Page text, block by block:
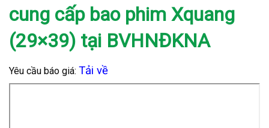
cung cấp bao phim Xquang
(29×39) tại BVHNĐKNA
Yêu cầu báo giá: Tải về